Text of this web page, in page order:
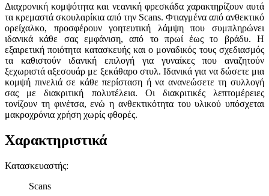
Διαχρονική κομψότητα και νεανική φρεσκάδα χαρακτηρίζουν αυτά
τα κρεμαστά σκουλαρίκια από την Scans. Φτιαγμένα από ανθεκτικό
ορείχαλκο, προσφέρουν γοητευτική λάμψη που συμπληρώνει
ιδανικά κάθε σας εμφάνιση, από το πρωί έως το βράδυ. Η
εξαιρετική ποιότητα κατασκευής και ο μοναδικός τους σχεδιασμός
τα καθιστούν ιδανική επιλογή για γυναίκες που αναζητούν
ξεχωριστά αξεσουάρ με ξεκάθαρο στυλ. Ιδανικά για να δώσετε μια
κομψή πινελιά σε κάθε περίσταση ή να ανανεώσετε τη συλλογή
σας με διακριτική πολυτέλεια. Οι διακριτικές λεπτομέρειες
τονίζουν τη φινέτσα, ενώ η ανθεκτικότητα του υλικού υπόσχεται
μακροχρόνια χρήση χωρίς φθορές.
Χαρακτηριστικά
Κατασκευαστής:
Scans